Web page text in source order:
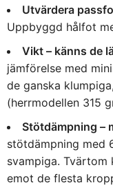
Utvärdera
Uppbyggd hålfot
Vikt – känns de
jämförelse med
de ganska
(herrmodellen 315
Stötdämpning –
stötdämpning med
svampiga.
emot de flesta